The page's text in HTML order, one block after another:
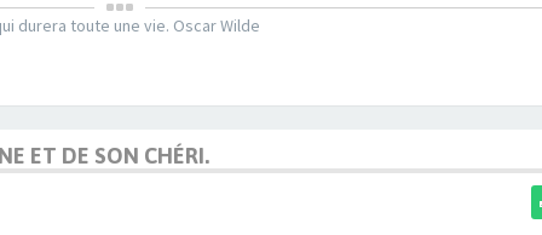
durera toute une vie. Oscar Wilde
ET DE SON CHÉRI.